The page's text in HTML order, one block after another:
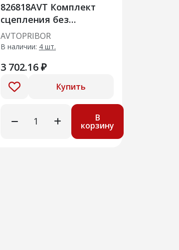
826818AVT Комплект
сцепления без
подшипника Vesta, X-
Ray NISSAN: Micra
AVTOPRIBOR
В наличии: 4 шт.
3 702.16 ₽
Купить
В
корзину